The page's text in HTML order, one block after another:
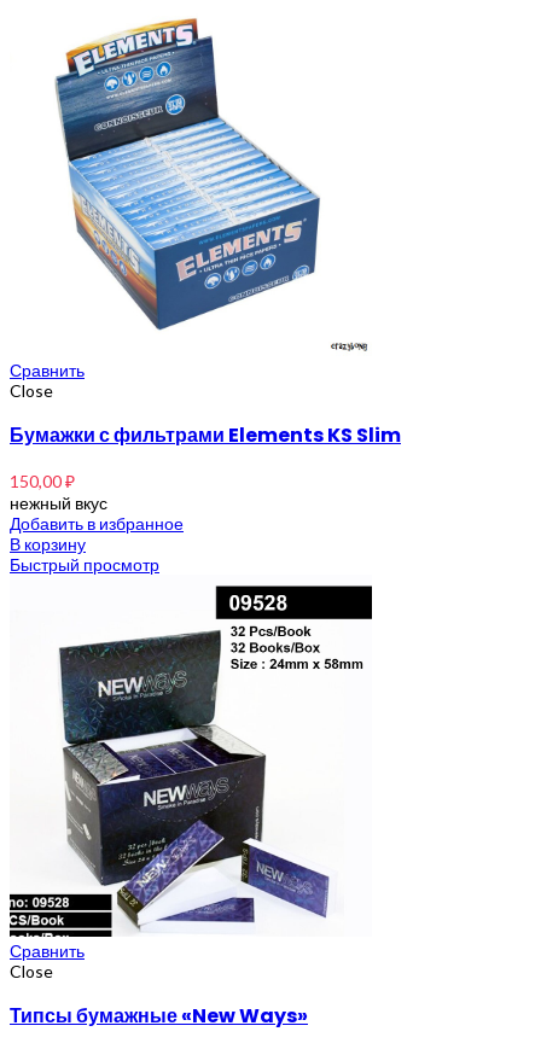
Сравнить
Close
Бумажки с фильтрами Elements KS Slim
150,00₽
нежный вкус
Добавить в избранное
В корзину
Быстрый просмотр
Сравнить
Close
Типсы бумажные «New Ways»